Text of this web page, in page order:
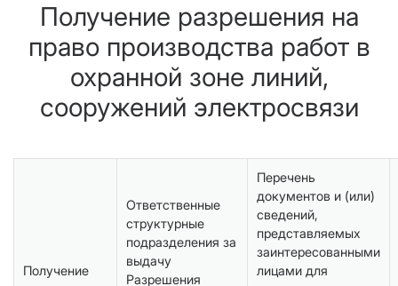
Получение разрешения на
право производства работ в
охранной зоне линий,
сооружений электросвязи
Получение
Ответственные
структурные
подразделения за
выдачу
Разрешения
Перечень
документов и (или)
сведений,
представляемых
заинтересованными
лицами для